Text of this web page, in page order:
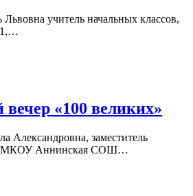
учитель начальных классов,
«100 великих»
Александровна, заместитель
МКОУ Аннинская СОШ…